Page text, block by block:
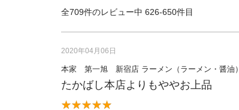
全709件のレビュー中 626-650件目
2020年04月06日
本家 第一旭 新宿店 ラーメン（ラーメン・醤油）
たかばし本店よりもややお上品